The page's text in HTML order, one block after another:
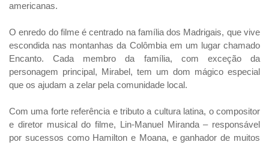
americanas.
O enredo do filme é centrado na família dos Madrigais, que vive
escondida nas montanhas da Colômbia em um lugar chamado
Encanto. Cada membro da família, com exceção da
personagem principal, Mirabel, tem um dom mágico especial
que os ajudam a zelar pela comunidade local.
Com uma forte referência e tributo a cultura latina, o compositor
e diretor musical do filme, Lin-Manuel Miranda – responsável
por sucessos como Hamilton e Moana, e ganhador de muitos